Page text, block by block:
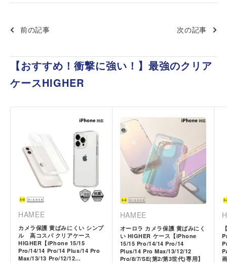
前の記事 次の記事
【おすすめ！衝撃に強い！】最強のクリア
ケースHIGHER
HAMEE
カメラ保護 黄ばみにくい シンプ
ル 高コスパ クリアケース
HIGHER【iPhone 15/15
Pro/14/14 Pro/14 Plus/14 Pro
Max/13/13 Pro/12/12
HAMEE
オーロラ カメラ保護 黄ばみにく
い HIGHER ケース【iPhone
15/15 Pro/14/14 Pro/14
Plus/14 Pro Max/13/12/12
Pro/8/7/SE(第2/第3世代)専用】